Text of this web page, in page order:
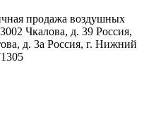
продажа воздушных
Чкалова, д. 39 Россия,
д. 3а Россия, г. Нижний